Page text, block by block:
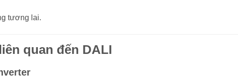
tương lai.
quan đến DALI